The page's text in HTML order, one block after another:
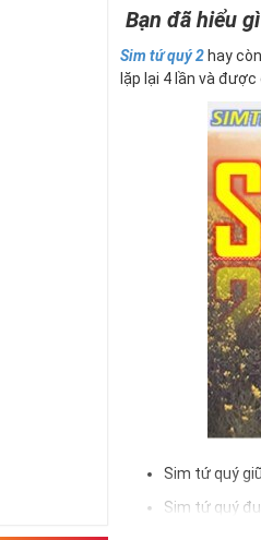
Bạn đã hiểu
Sim tứ quý 2 hay
lặp lại 4 lần và
Sim tứ quý
Sim tứ quý